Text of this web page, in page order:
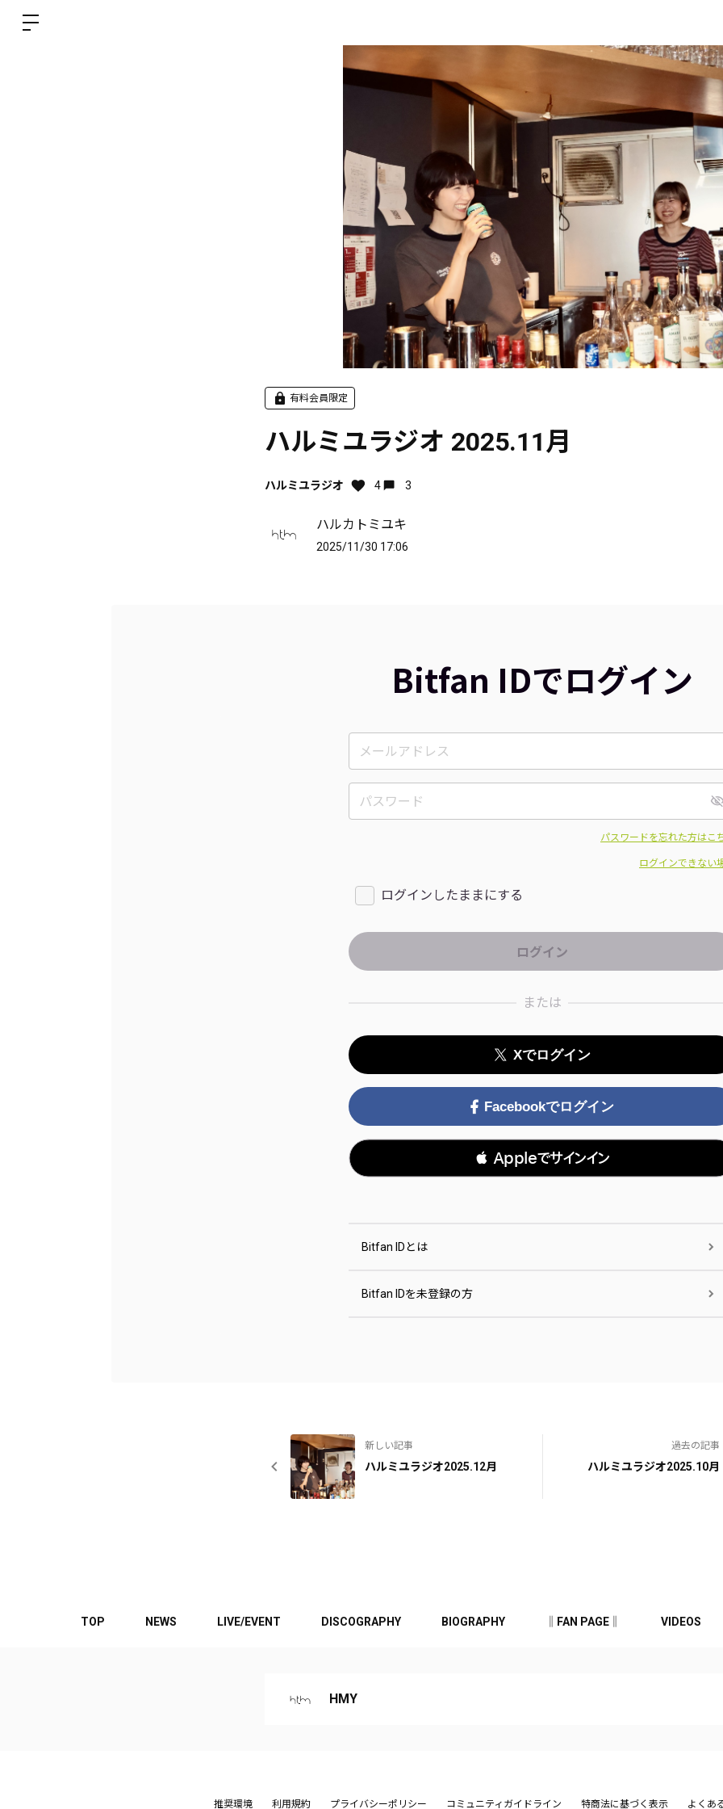
有料会員限定
ハルミユラジオ 2025.11月
ハルミユラジオ 4 3
ハルカトミユキ
2025/11/30 17:06
Bitfan IDでログイン
パスワードを忘れた方はこ
ログインできない
ログインしたままにする
または
Xでログイン
Facebookでログイン
 Appleでサインイン
Bitfan IDとは
Bitfan IDを未登録の方
新しい記事
ハルミユラジオ2025.12月
過去の記事
ハルミユラジオ2025.10月
TOP NEWS LIVE/EVENT DISCOGRAPHY BIOGRAPHY ‖FAN PAGE‖ VIDEOS
HMY
推奨環境 利用規約 プライバシーポリシー コミュニティガイドライン 特商法に基づく表示 よくあ